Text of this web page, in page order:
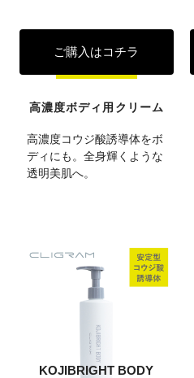
ご購入はコチラ
高濃度ボディ用クリーム
高濃度コウジ酸誘導体をボ
ディにも。全身輝くような
透明美肌へ。
KOJIBRIGHT BODY